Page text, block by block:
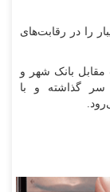
را در رقابت‌های
مقابل بانک شهر و
سر گذاشته و با